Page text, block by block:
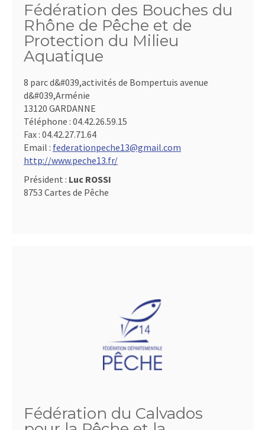
Fédération des Bouches du
Rhône de Pêche et de
Protection du Milieu
Aquatique
8 parc d&#039,activités de Bompertuis avenue
d&#039,Arménie
13120 GARDANNE
Téléphone : 04.42.26.59.15
Fax : 04.42.27.71.64
Email : federationpeche13@gmail.com
http://www.peche13.fr/
Président : Luc ROSSI
8753 Cartes de Pêche
Fédération du Calvados